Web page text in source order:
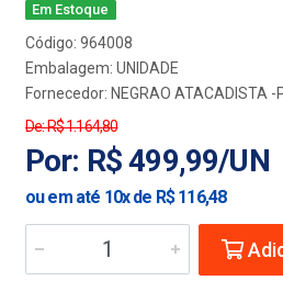
Em Estoque
Código: 964008
Embalagem: UNIDADE
Fornecedor: NEGRAO ATACADISTA -
De: R$ 1.164,80
Por: R$ 499,99/UN
ou em até 10x de R$ 116,48